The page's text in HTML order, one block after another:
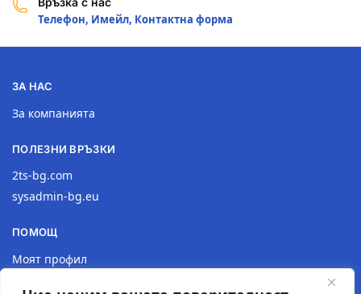
Телефон, Имейл, Контактна форма
ЗА НАС
За компанията
ПОЛЕЗНИ ВРЪЗКИ
2ts-bg.com
sysadmin-bg.eu
ПОМОЩ
Моят профил